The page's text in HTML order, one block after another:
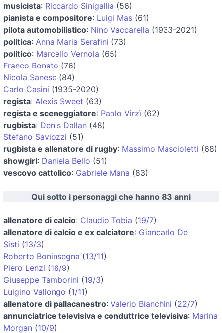
musicista: Riccardo Sinigallia (56)
pianista e compositore: Luigi Mas (61)
pilota automobilistico: Nino Vaccarella (1933-2021)
politica: Anna Maria Serafini (73)
politico: Marcello Vernola (65)
Franco Bonato (76)
Nicola Sanese (84)
Carlo Casini (1935-2020)
regista: Alexis Sweet (63)
regista e sceneggiatore: Paolo Virzì (62)
rugbista: Denis Dallan (48)
Stefano Saviozzi (51)
rugbista e allenatore di rugby: Massimo Mascioletti (68)
showgirl: Daniela Bello (51)
vescovo cattolico: Gabriele Mana (83)
Qui sotto i personaggi che hanno 83 anni
allenatore di calcio: Claudio Tobia (19/7)
allenatore di calcio e ex calciatore: Giancarlo De
Sisti (13/3)
Roberto Boninsegna (13/11)
Piero Lenzi (18/9)
Giuseppe Tamborini (19/3)
Luigino Vallongo (1/11)
allenatore di pallacanestro: Valerio Bianchini (22/7)
annunciatrice televisiva e conduttrice televisiva: Marina
Morgan (10/9)